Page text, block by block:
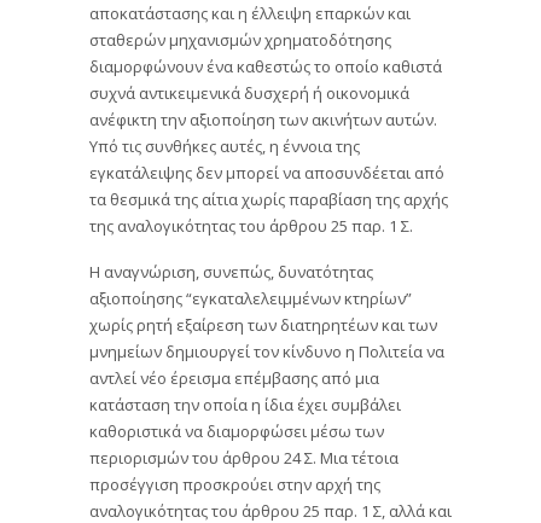
αποκατάστασης και η έλλειψη επαρκών και
σταθερών μηχανισμών χρηματοδότησης
διαμορφώνουν ένα καθεστώς το οποίο καθιστά
συχνά αντικειμενικά δυσχερή ή οικονομικά
ανέφικτη την αξιοποίηση των ακινήτων αυτών.
Υπό τις συνθήκες αυτές, η έννοια της
εγκατάλειψης δεν μπορεί να αποσυνδέεται από
τα θεσμικά της αίτια χωρίς παραβίαση της αρχής
της αναλογικότητας του άρθρου 25 παρ. 1 Σ.
Η αναγνώριση, συνεπώς, δυνατότητας
αξιοποίησης “εγκαταλελειμμένων κτηρίων”
χωρίς ρητή εξαίρεση των διατηρητέων και των
μνημείων δημιουργεί τον κίνδυνο η Πολιτεία να
αντλεί νέο έρεισμα επέμβασης από μια
κατάσταση την οποία η ίδια έχει συμβάλει
καθοριστικά να διαμορφώσει μέσω των
περιορισμών του άρθρου 24 Σ. Μια τέτοια
προσέγγιση προσκρούει στην αρχή της
αναλογικότητας του άρθρου 25 παρ. 1 Σ, αλλά και